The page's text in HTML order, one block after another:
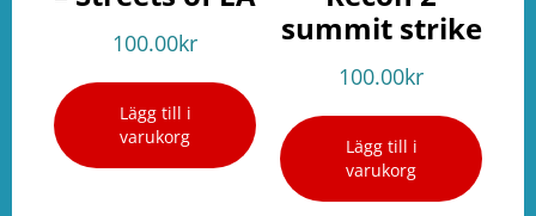
100.00kr
Lägg till i
varukorg
summit strike
100.00kr
Lägg till i
varukorg